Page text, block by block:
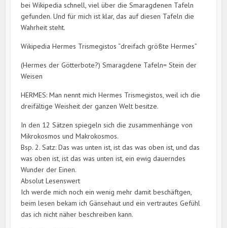
bei Wikipedia schnell, viel über die Smaragdenen Tafeln
gefunden. Und für mich ist klar, das auf diesen Tafeln die
Wahrheit steht.
Wikipedia Hermes Trismegistos “dreifach größte Hermes”
(Hermes der Götterbote?) Smaragdene Tafeln= Stein der
Weisen
HERMES: Man nennt mich Hermes Trismegistos, weil ich die
dreifältige Weisheit der ganzen Welt besitze.
In den 12 Sätzen spiegeln sich die zusammenhänge von
Mikrokosmos und Makrokosmos.
Bsp. 2. Satz: Das was unten ist, ist das was oben ist, und das
was oben ist, ist das was unten ist, ein ewig dauerndes
Wunder der Einen.
Absolut Lesenswert
Ich werde mich noch ein wenig mehr damit beschäftgen,
beim lesen bekam ich Gänsehaut und ein vertrautes Gefühl
das ich nicht näher beschreiben kann.